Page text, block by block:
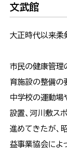
文武館
大正時代以来柔
市民の健康管理
育施設の整備の
中学校の運動場
設置、河川敷ス
進めてきたが
益事業協会によ